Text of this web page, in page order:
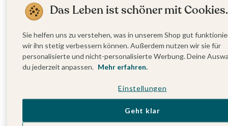
Einladungskarten 60. Geburtstag
Einladungskarten 70. Geburtstag
Einladungskarten 80. Geburtstag
Einladungskarten 90. Geburtstag
Für jedes Alter
Doppelgeburtstag Einladungen
Alle Geburtstagsextras
Gästebücher Geburtstag
Dankeskarten Geburtstag
Das Leben ist schöner mit Cookies.
Sie helfen uns zu verstehen, was in unserem Shop gut
wir ihn stetig verbessern können. Außerdem nutzen wir sie für
personalisierte und nicht-personalisierte Werbung. Deine
du jederzeit anpassen. Mehr erfahren.
Einstellungen
Geht klar